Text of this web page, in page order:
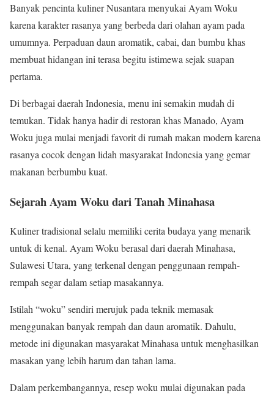
Banyak pencinta kuliner Nusantara menyukai Ayam Woku
karena karakter rasanya yang berbeda dari olahan ayam pada
umumnya. Perpaduan daun aromatik, cabai, dan bumbu khas
membuat hidangan ini terasa begitu istimewa sejak suapan
pertama.
Di berbagai daerah Indonesia, menu ini semakin mudah di
temukan. Tidak hanya hadir di restoran khas Manado, Ayam
Woku juga mulai menjadi favorit di rumah makan modern karena
rasanya cocok dengan lidah masyarakat Indonesia yang gemar
makanan berbumbu kuat.
Sejarah Ayam Woku dari Tanah Minahasa
Kuliner tradisional selalu memiliki cerita budaya yang menarik
untuk di kenal. Ayam Woku berasal dari daerah Minahasa,
Sulawesi Utara, yang terkenal dengan penggunaan rempah-
rempah segar dalam setiap masakannya.
Istilah “woku” sendiri merujuk pada teknik memasak
menggunakan banyak rempah dan daun aromatik. Dahulu,
metode ini digunakan masyarakat Minahasa untuk menghasilkan
masakan yang lebih harum dan tahan lama.
Dalam perkembangannya, resep woku mulai digunakan pada